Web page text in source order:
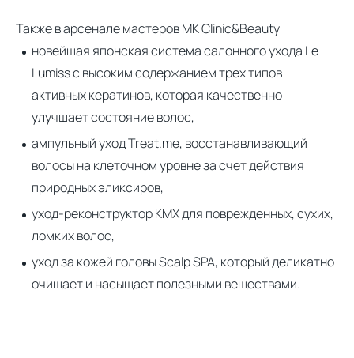
Также в арсенале мастеров MK Clinic&Beauty
новейшая японская система салонного ухода Le
Lumiss с высоким содержанием трех типов
активных кератинов, которая качественно
улучшает состояние волос,
ампульный уход Treat.me, восстанавливающий
волосы на клеточном уровне за счет действия
природных эликсиров,
уход-реконструктор KMХ для поврежденных, сухих,
ломких волос,
уход за кожей головы Scalp SPA, который деликатно
очищает и насыщает полезными веществами.